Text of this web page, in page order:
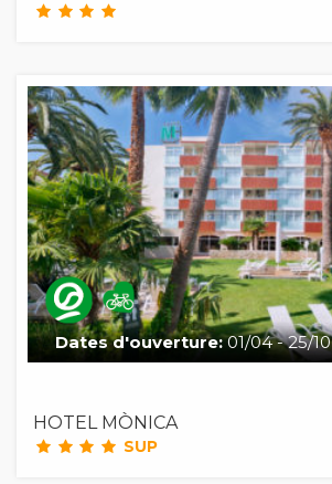
Dates d'ouverture:01/04 - 25/10
HOTEL MÒNICA
SUP